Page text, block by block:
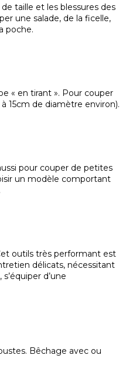
taille et les blessures des
une salade, de la ficelle,
poche.
« en tirant ». Pour couper
15cm de diamètre environ).
pour couper de petites
un modèle comportant
outils très performant est
délicats, nécessitant
d’une
Bêchage avec ou